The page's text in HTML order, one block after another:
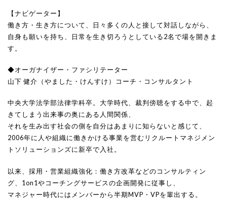
【ナビゲーター】
働き方・生き方について、日々多くの人と接して対話しながら、
自身も願いを持ち、日常を生き切ろうとしている2名で場を開きま
す。
◆オーガナイザー・ファシリテーター
山下 健介（やました・けんすけ）コーチ・コンサルタント
中央大学法学部法律学科卒。大学時代、裁判傍聴をする中で、起
きてしまう出来事の奥にある人間関係、
それを生み出す社会の側を自分はあまりに知らないと感じて、
2006年に人や組織に働きかける事業を営むリクルートマネジメン
トソリューションズに新卒で入社。
以来、採用・営業組織強化：働き方改革などのコンサルティン
グ、1on1やコーチングサービスの企画開発に従事し、
マネジャー時代にはメンバーから半期MVP・VPを輩出する。